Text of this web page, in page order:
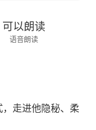
可以朗读
语音朗读
走进他隐秘、柔